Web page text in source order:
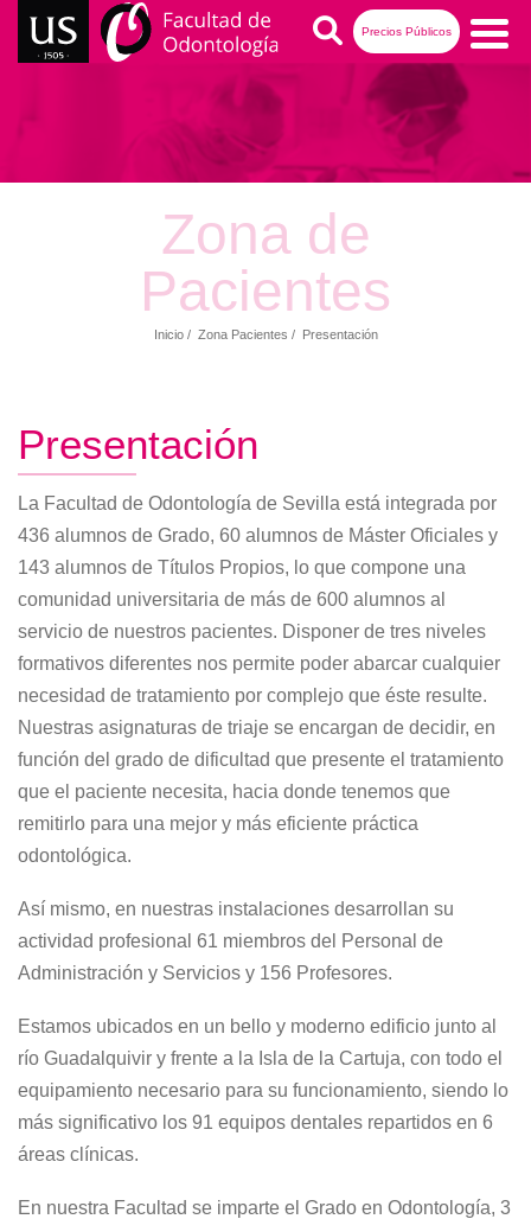
Pasar
Precios Públicos
Buscar
Pacientes
Zona de
Pacientes
Inicio Zona Pacientes Presentación
Presentación
La Facultad de Odontología de Sevilla está integrada por
436 alumnos de Grado, 60 alumnos de Máster Oficiales y
143 alumnos de Títulos Propios, lo que compone una
comunidad universitaria de más de 600 alumnos al
servicio de nuestros pacientes. Disponer de tres niveles
formativos diferentes nos permite poder abarcar cualquier
necesidad de tratamiento por complejo que éste resulte.
Nuestras asignaturas de triaje se encargan de decidir, en
función del grado de dificultad que presente el tratamiento
que el paciente necesita, hacia donde tenemos que
remitirlo para una mejor y más eficiente práctica
odontológica.
Así mismo, en nuestras instalaciones desarrollan su
actividad profesional 61 miembros del Personal de
Administración y Servicios y 156 Profesores.
Estamos ubicados en un bello y moderno edificio junto al
río Guadalquivir y frente a la Isla de la Cartuja, con todo el
equipamiento necesario para su funcionamiento, siendo lo
más significativo los 91 equipos dentales repartidos en 6
áreas clínicas.
En nuestra Facultad se imparte el Grado en Odontología, 3